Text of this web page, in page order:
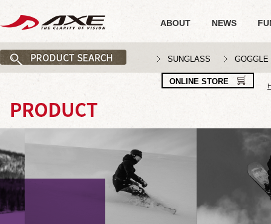
ABOUT NEWS
SUNGLASS GOGGLE
ONLINE STORE